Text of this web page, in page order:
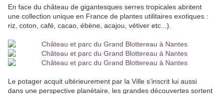
En face du château de gigantesques serres tropicales abritent
une collection unique en France de plantes utilitaires exotiques :
riz, coton, café, cacao, ébène, acajou, vétiver etc...).
Le potager acquit ultérieurement par la Ville s’inscrit lui aussi
dans une perspective planétaire, les grandes découvertes sortent